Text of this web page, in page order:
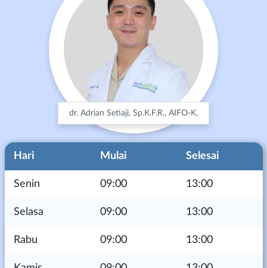
dr. Adrian Setiaji, Sp.K.F.R., AIFO-K.
Hari Mulai Selesai
Senin 09:00 13:00
Selasa 09:00 13:00
Rabu 09:00 13:00